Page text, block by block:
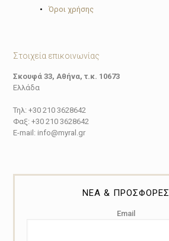
• Όροι χρήσης
Στοιχεία επικοινωνίας
Σκουφά 33, Αθήνα, τ.κ. 10673
Ελλάδα
Τηλ: +30 210 3628642
Φαξ: +30 210 3628642
E-mail: info@myral.gr
ΝΕΑ & ΠΡΟΣΦΟΡΕΣ
Email